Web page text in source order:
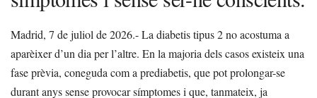
Madrid, 7 de juliol de 2026.- La diabetis tipus 2 no acostuma a
aparèixer d’un dia per l’altre. En la majoria dels casos existeix una
fase prèvia, coneguda com a prediabetis, que pot prolongar-se
durant anys sense provocar símptomes i que, tanmateix, ja